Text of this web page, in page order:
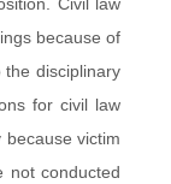
Civil law
because of
disciplinary
for civil law
victim
not conducted